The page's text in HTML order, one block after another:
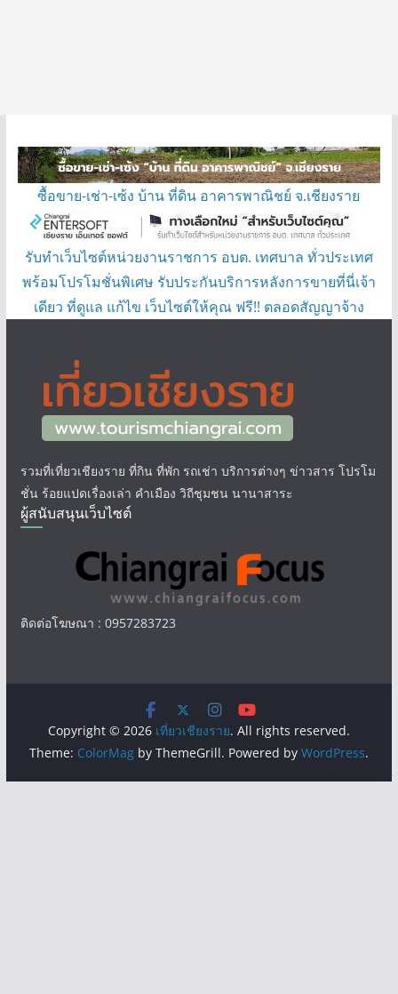
ซื้อขาย-เช่า-เซ้ง บ้าน ที่ดิน อาคารพาณิชย์ จ.เชียงราย
รับทำเว็บไซต์หน่วยงานราชการ อบต. เทศบาล ทั่วประเทศ
พร้อมโปรโมชั่นพิเศษ รับประกันบริการหลังการขายที่นี่เจ้า
เดียว ที่ดูแล แก้ไข เว็บไซต์ให้คุณ ฟรี!! ตลอดสัญญาจ้าง
รวมที่เที่ยวเชียงราย ที่กิน ที่พัก รถเช่า บริการต่างๆ ข่าวสาร โปรโม
ชั่น ร้อยแปดเรื่องเล่า คำเมือง วิถีชุมชน นานาสาระ
ผู้สนับสนุนเว็บไซต์
ติดต่อโฆษณา : 0957283723
Copyright © 2026 เที่ยวเชียงราย. All rights reserved.
Theme: ColorMagby ThemeGrill. Powered by WordPress.